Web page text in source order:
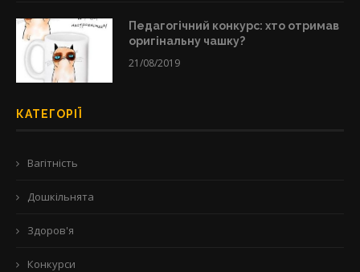
Педагогічний конкурс: хто отримав
оригінальну чашку?
21/08/2019
КАТЕГОРІЇ
Вагітність
Дошкільнята
Здоров'я
Конкурси